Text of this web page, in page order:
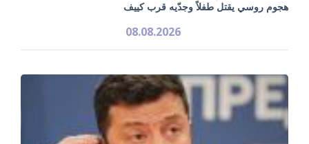
هجوم روسي يقتل طفلاً وجدّيه قرب كييف
08.08.2026